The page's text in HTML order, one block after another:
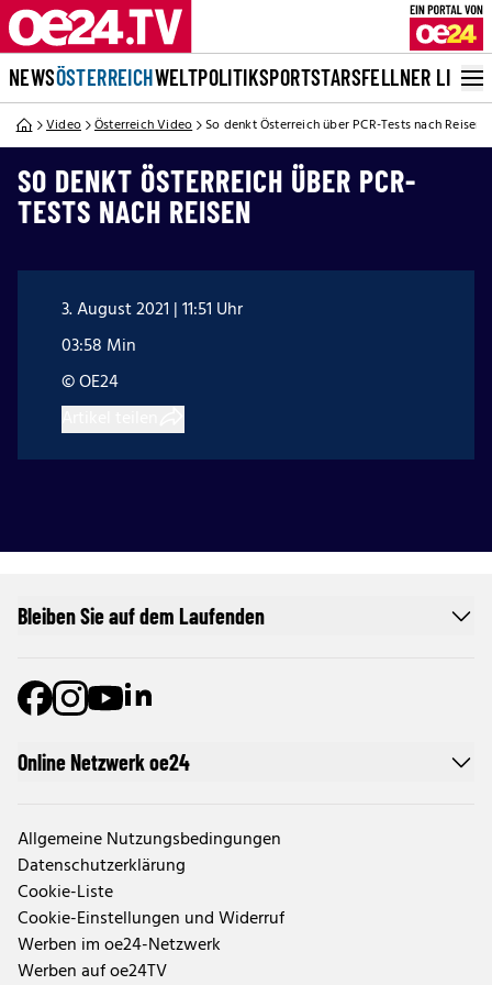
NEWSÖSTERREICHWELTPOLITIKSPORTSTARSFELLNER LIVE
Video Österreich Video So denkt Österreich über PCR-Tests nach Reisen
SO DENKT ÖSTERREICH ÜBER PCR-
TESTS NACH REISEN
3. August 2021 | 11:51 Uhr
03:58 Min
© OE24
Online Netzwerk oe24
Allgemeine Nutzungsbedingungen
Datenschutzerklärung
Cookie-Liste
Cookie-Einstellungen und Widerruf
Werben im oe24-Netzwerk
Werben auf oe24TV
Bleiben Sie auf dem Laufenden